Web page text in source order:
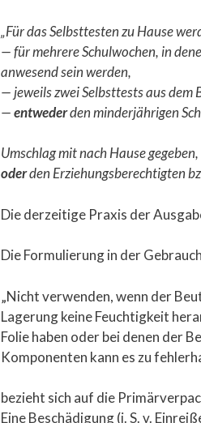
„Für das Selbsttesten zu Hause
— für mehrere Schulwochen, in
anwesend sein werden,
— jeweils zwei Selbsttests aus dem
—entwederden minderjährigen
Umschlag mit nach Hause gegeben,
oderden Erziehungsberechtigten
Die derzeitige Praxis der
Die Formulierung in der
„Nicht verwenden, wenn der
Lagerung keine Feuchtigkeit
Folie haben oder bei denen der
Komponenten kann es zu
bezieht sich auf die
Eine Beschädigung (i. S. v.